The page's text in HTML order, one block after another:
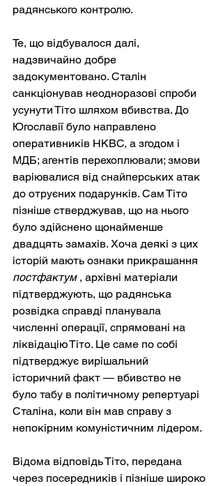
радянського контролю.
Те, що відбувалося далі,
надзвичайно добре
задокументовано. Сталін
санкціонував неодноразові спроби
усунути Тіто шляхом вбивства. До
Югославії було направлено
оперативників НКВС, а згодом і
МДБ; агентів перехоплювали; змови
варіювалися від снайперських атак
до отруєних подарунків. Сам Тіто
пізніше стверджував, що на нього
було здійснено щонайменше
двадцять замахів. Хоча деякі з цих
історій мають ознаки прикрашання
постфактум , архівні матеріали
підтверджують, що радянська
розвідка справді планувала
численні операції, спрямовані на
ліквідацію Тіто. Це саме по собі
підтверджує вирішальний
історичний факт — вбивство не
було табу в політичному репертуарі
Сталіна, коли він мав справу з
непокірним комуністичним лідером.
Відома відповідь Тіто, передана
через посередників і пізніше широко